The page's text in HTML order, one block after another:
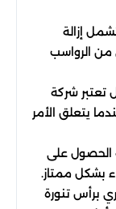
إزالة
من الرواسب
تعتبر شركة
يتعلق الأمر
الحصول على
بشكل ممتاز.
برأس تنورة